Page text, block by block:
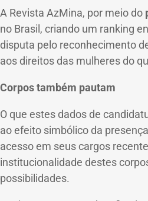
A Revista AzMina, por meio do
no Brasil, criando um ranking
disputa pelo reconhecimento
​​aos direitos das mulheres do
Corpos também pautam
O que estes dados de
ao efeito simbólico da
acesso em seus cargos
institucionalidade destes
possibilidades.